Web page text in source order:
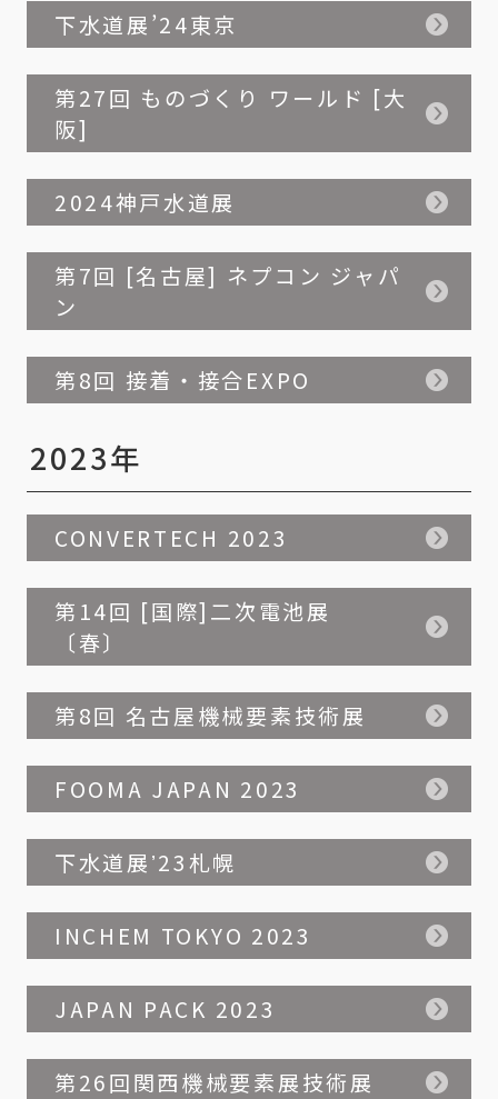
下水道展’24東京
第27回 ものづくり ワールド [大
阪]
2024神戸水道展
第7回 [名古屋] ネプコン ジャパ
ン
第8回 接着・接合EXPO
2023年
CONVERTECH 2023
第14回 [国際]二次電池展
〔春〕
第8回 名古屋機械要素技術展
FOOMA JAPAN 2023
下水道展ʼ23札幌
INCHEM TOKYO 2023
JAPAN PACK 2023
第26回関西機械要素展技術展